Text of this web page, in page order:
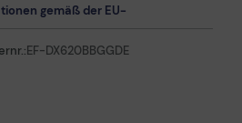
gemäß der EU-
EF-DX620BBGGDE